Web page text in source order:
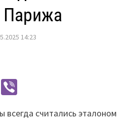
Парижа
14:23
Vi
er
всегда считались эталоном